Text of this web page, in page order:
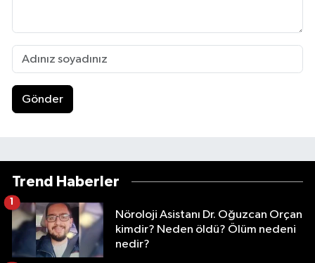
Gönder
Trend Haberler
Nöroloji Asistanı Dr. Oğuzcan Orçan
kimdir? Neden öldü? Ölüm nedeni
nedir?
1